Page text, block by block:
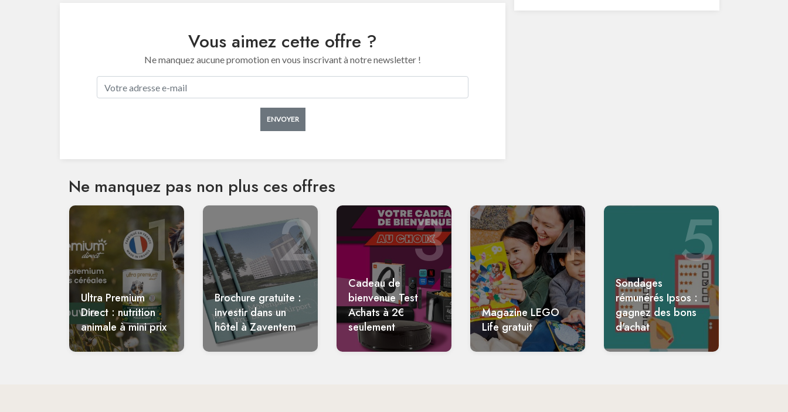
Vous aimez cette offre ?
Ne manquez aucune promotion en vous inscrivant à notre newsletter !
ENVOYER
Ne manquez pas non plus ces offres
1
Ultra Premium
Direct : nutrition
animale à mini prix
2
Brochure gratuite :
investir dans un
hôtel à Zaventem
3
Cadeau de
bienvenue Test
Achats à 2€
seulement
4
Magazine LEGO
Life gratuit
5
Sondages
rémunérés Ipsos :
gagnez des bons
d'achat